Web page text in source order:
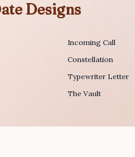
Designs
Incoming Call
Constellation
Typewriter Letter
The Vault